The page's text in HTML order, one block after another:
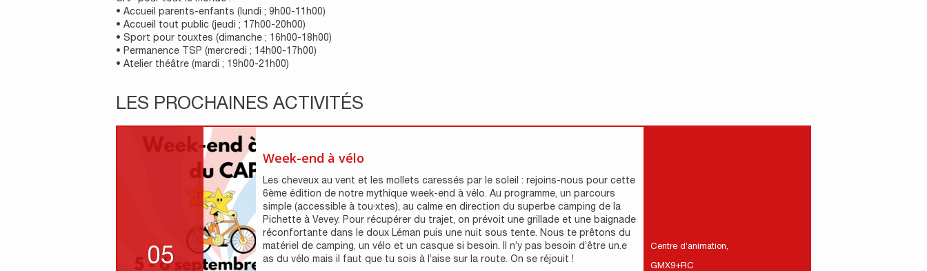
• Accueil parents-enfants (lundi ; 9h00-11h00)
• Accueil tout public (jeudi ; 17h00-20h00)
• Sport pour touxtes (dimanche ; 16h00-18h00)
• Permanence TSP (mercredi ; 14h00-17h00)
• Atelier théâtre (mardi ; 19h00-21h00)
LES PROCHAINES ACTIVITÉS
05
Week-end à vélo
Les cheveux au vent et les mollets caressés par le soleil : rejoins-nous pour cette
6ème édition de notre mythique week-end à vélo. Au programme, un parcours
simple (accessible à tou·xtes), au calme en direction du superbe camping de la
Pichette à Vevey. Pour récupérer du trajet, on prévoit une grillade et une baignade
réconfortante dans le doux Léman puis une nuit sous tente. Nous te prêtons du
matériel de camping, un vélo et un casque si besoin. Il n’y pas besoin d’être un.e
as du vélo mais il faut que tu sois à l’aise sur la route. On se réjouit !
Centre d’animation,
GMX9+RC